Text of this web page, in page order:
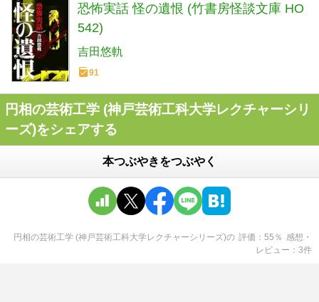
恐怖実話 怪の遺恨 (竹書房怪談文庫 HO
542)
吉田悠軌
91
円相の芸術工学 (神戸芸術工科大学レクチャーシリ
ーズ)をシェアする
本つぶやきをつぶやく
円相の芸術工学 (神戸芸術工科大学レクチャーシリーズ)の 評価 55 ％ 感想・
レビュー
3件